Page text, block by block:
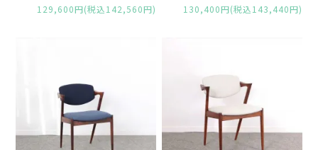
129,600円(税込142,560円) 130,400円(税込143,440円)